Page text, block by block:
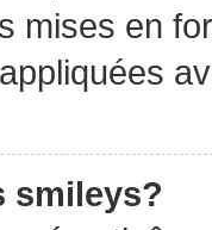
mises en
smileys?